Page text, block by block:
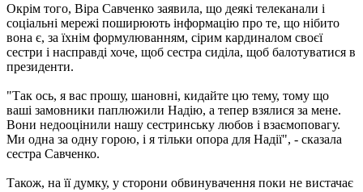
Окрім того, Віра Савченко заявила, що деякі телеканали і
соціальні мережі поширюють інформацію про те, що нібито
вона є, за їхнім формулюванням, сірим кардиналом своєї
сестри і насправді хоче, щоб сестра сиділа, щоб балотуватися в
президенти.
"Так ось, я вас прошу, шановні, кидайте цю тему, тому що
ваші замовники паплюжили Надію, а тепер взялися за мене.
Вони недооцінили нашу сестринську любов і взаємоповагу.
Ми одна за одну горою, і я тільки опора для Надії", - сказала
сестра Савченко.
Також, на її думку, у сторони обвинувачення поки не вистачає